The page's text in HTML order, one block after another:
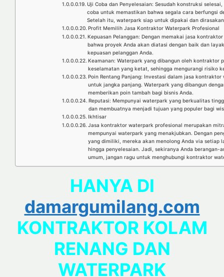
Uji Coba dan Penyelesaian: Sesudah konstruksi
coba untuk memastikan bahwa segala cara berfungsi
Setelah itu, waterpark siap untuk dipakai dan
Profit Memilih Jasa Kontraktor Waterpark Profesional
Kepuasan Pelanggan: Dengan memakai jasa
bahwa proyek Anda akan diatasi dengan baik dan
kepuasan pelanggan Anda.
Keamanan: Waterpark yang dibangun oleh kontraktor
keselamatan yang ketat, sehingga mengurangi risiko
Poin Rentang Panjang: Investasi dalam jasa
untuk jangka panjang. Waterpark yang dibangun
memberikan poin tambah bagi bisnis Anda.
Reputasi: Mempunyai waterpark yang berkualitas
dan membuatnya menjadi tujuan yang populer bagi
Ikhtisar
Jasa kontraktor waterpark profesional merupakan
mempunyai waterpark yang menakjubkan. Dengan
yang dimiliki, mereka akan menolong Anda via setiap
hingga penyelesaian. Jadi, sekiranya Anda berangan-
umum, jangan ragu untuk menghubungi kontraktor
HANYA DI
damargumilang.com
KONTRAKTOR KOLAM
RENANG DAN
WATERPARK